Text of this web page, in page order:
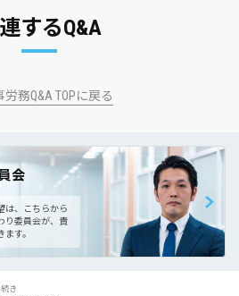
するQ&A
労務Q&A TOPに戻る
会
は、こちらから
り委員会が、責
す。
き